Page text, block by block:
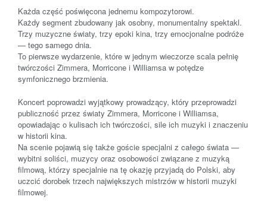
Każda część poświęcona jednemu kompozytorowi.
Każdy segment zbudowany jak osobny, monumentalny spektakl.
Trzy muzyczne światy, trzy epoki kina, trzy emocjonalne podróże
— tego samego dnia.
To pierwsze wydarzenie, które w jednym wieczorze scala pełnię
twórczości Zimmera, Morricone i Williamsa w potędze
symfonicznego brzmienia.
Koncert poprowadzi wyjątkowy prowadzący, który przeprowadzi
publiczność przez światy Zimmera, Morricone i Williamsa,
opowiadając o kulisach ich twórczości, sile ich muzyki i znaczeniu
w historii kina.
Na scenie pojawią się także goście specjalni z całego świata —
wybitni soliści, muzycy oraz osobowości związane z muzyką
filmową, którzy specjalnie na tę okazję przyjadą do Polski, aby
uczcić dorobek trzech największych mistrzów w historii muzyki
filmowej.